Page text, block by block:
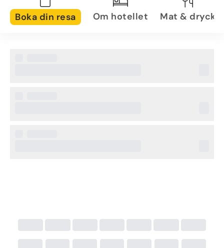
Boka din resa Om hotellet Mat & dryck